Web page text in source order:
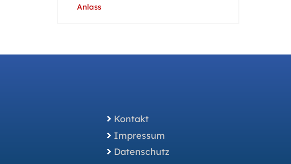
Anlass
Kontakt
Impressum
Datenschutz